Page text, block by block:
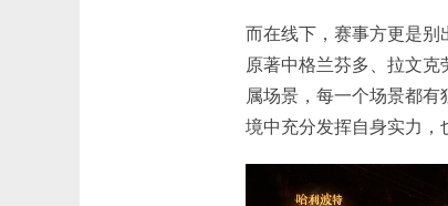
而在线下，赛事方更是别
原著中格兰芬多、拉文
属场景，每一个场景都
境中充分发挥自身实力，